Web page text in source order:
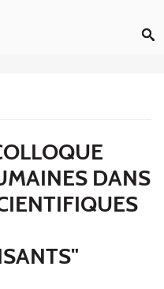
DANS